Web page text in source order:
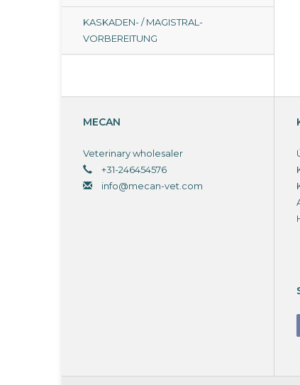
KASKADEN- / MAGISTRAL-
VORBEREITUNG
MECAN
Veterinary wholesaler
+31-246454576
info@mecan-vet.com